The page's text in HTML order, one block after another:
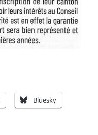
Bluesky